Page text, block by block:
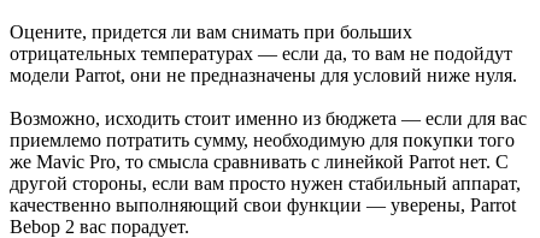
Оцените, придется ли вам снимать при больших
отрицательных температурах — если да, то вам не подойдут
модели Parrot, они не предназначены для условий ниже нуля.
Возможно, исходить стоит именно из бюджета — если для вас
приемлемо потратить сумму, необходимую для покупки того
же Mavic Pro, то смысла сравнивать с линейкой Parrot нет. С
другой стороны, если вам просто нужен стабильный аппарат,
качественно выполняющий свои функции — уверены, Parrot
Bebop 2 вас порадует.